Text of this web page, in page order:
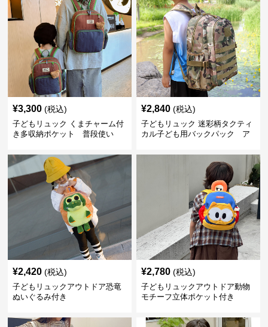
¥3,300 (税込)
子どもリュック くまチャーム付
き多収納ポケット 普段使い
¥2,840 (税込)
子どもリュック 迷彩柄タクティ
カル子ども用バックパック ア
¥2,420 (税込)
子どもリュックアウトドア恐竜
ぬいぐるみ付き
¥2,780 (税込)
子どもリュックアウトドア動物
モチーフ立体ポケット付き